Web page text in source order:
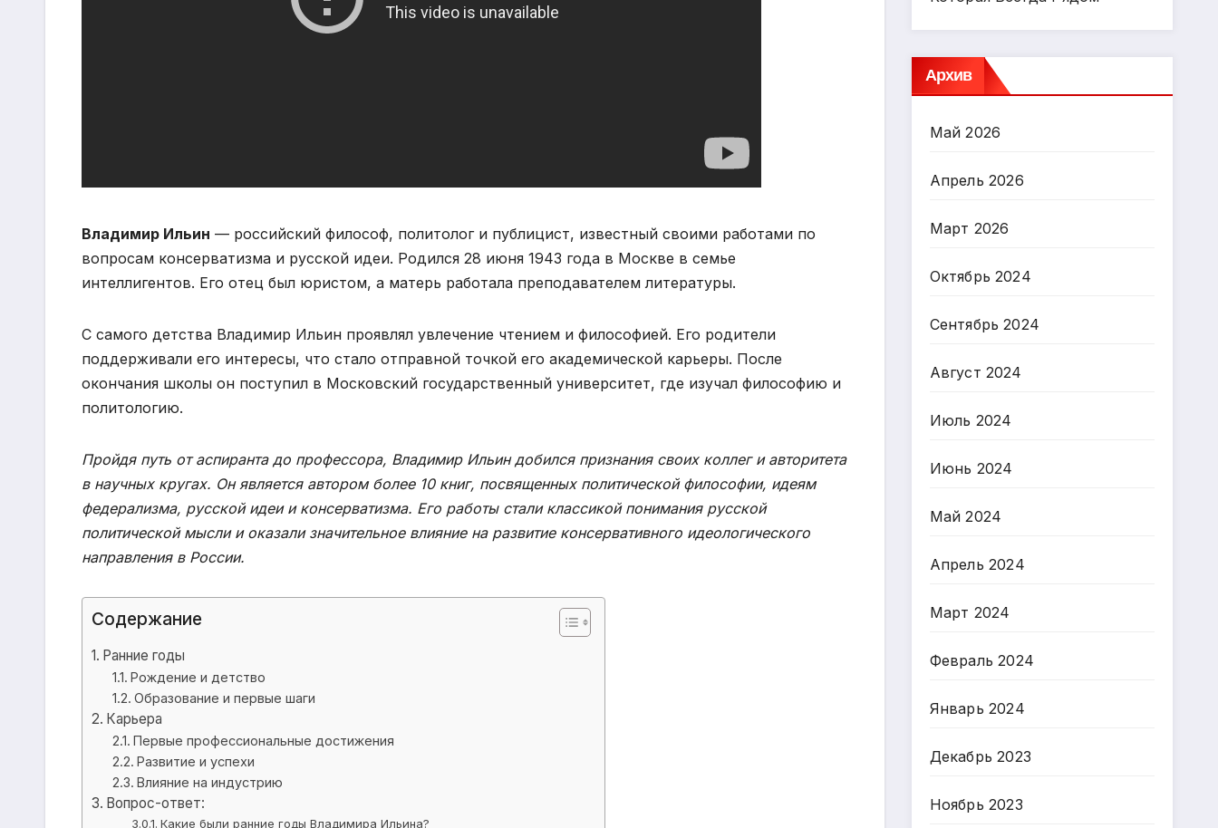
Владимир Ильин — российский философ, политолог и публицист, известный своими работами по
вопросам консерватизма и русской идеи. Родился 28 июня 1943 года в Москве в семье
интеллигентов. Его отец был юристом, а матерь работала преподавателем литературы.
С самого детства Владимир Ильин проявлял увлечение чтением и философией. Его родители
поддерживали его интересы, что стало отправной точкой его академической карьеры. После
окончания школы он поступил в Московский государственный университет, где изучал философию и
политологию.
Пройдя путь от аспиранта до профессора, Владимир Ильин добился признания своих коллег и авторитета
в научных кругах. Он является автором более 10 книг, посвященных политической философии, идеям
федерализма, русской идеи и консерватизма. Его работы стали классикой понимания русской
политической мысли и оказали значительное влияние на развитие консервативного идеологического
направления в России.
Содержание
Ранние годы
Рождение и детство
Образование и первые шаги
Карьера
Первые профессиональные достижения
Развитие и успехи
Влияние на индустрию
Вопрос-ответ:
Какие были ранние годы Владимира Ильина?
Архив
Май 2026
Апрель 2026
Март 2026
Октябрь 2024
Сентябрь 2024
Август 2024
Июль 2024
Июнь 2024
Май 2024
Апрель 2024
Март 2024
Февраль 2024
Январь 2024
Декабрь 2023
Ноябрь 2023